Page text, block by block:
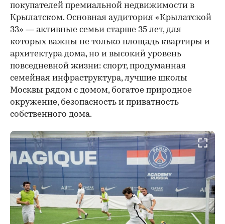
покупателей премиальной недвижимости в
Крылатском. Основная аудитория «Крылатской
33» — активные семьи старше 35 лет, для
которых важны не только площадь квартиры и
архитектура дома, но и высокий уровень
повседневной жизни: спорт, продуманная
семейная инфраструктура, лучшие школы
Москвы рядом с домом, богатое природное
окружение, безопасность и приватность
собственного дома.